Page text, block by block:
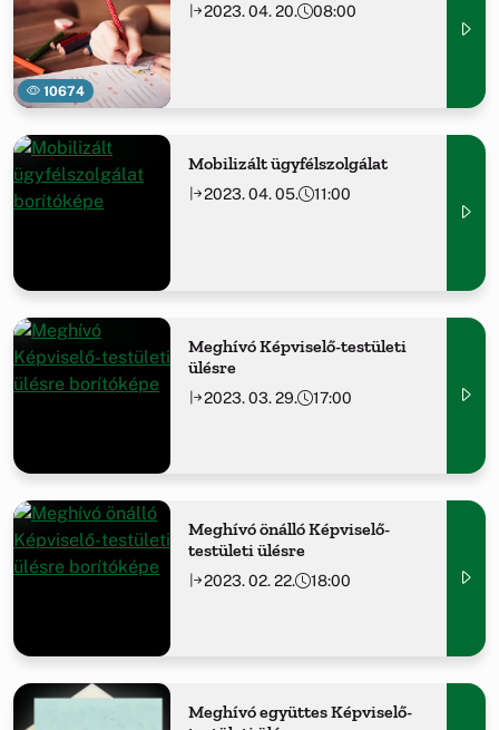
10674
2023. 04. 20. 08:00
Mobilizált ügyfélszolgálat
2023. 04. 05. 11:00
Meghívó Képviselő-testületi
ülésre
2023. 03. 29. 17:00
Meghívó önálló Képviselő-
testületi ülésre
2023. 02. 22. 18:00
Meghívó együttes Képviselő-